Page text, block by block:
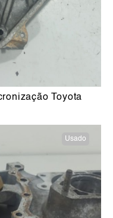
Toyota
Usado